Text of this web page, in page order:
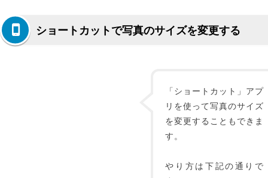
ショートカットで写真のサイズを変更する
「ショートカット」アプ
リを使って写真のサイズ
を変更することもできま
す。
やり方は下記の通りで